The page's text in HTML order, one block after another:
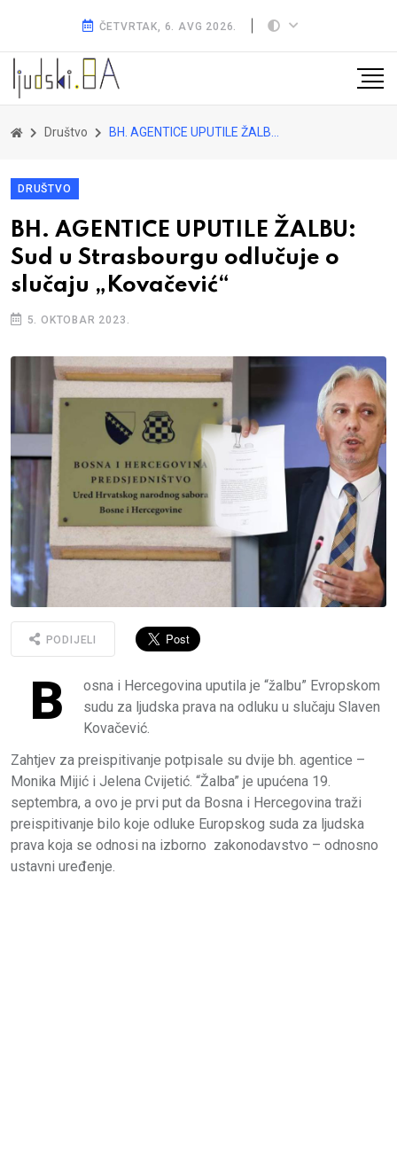
ČETVRTAK, 6. AVG 2026.
Društvo BH. AGENTICE UPUTILE ŽALBU: Sud u Strasbourgu odlučuje o slučaju „Kovačević“
DRUŠTVO
BH. AGENTICE UPUTILE ŽALBU:
Sud u Strasbourgu odlučuje o
slučaju „Kovačević“
5. OKTOBAR 2023.
PODIJELI
B
osna i Hercegovina uputila je “žalbu” Evropskom
sudu za ljudska prava na odluku u slučaju Slaven
Kovačević.
Zahtjev za preispitivanje potpisale su dvije bh. agentice –
Monika Mijić i Jelena Cvijetić. “Žalba” je upućena 19.
septembra, a ovo je prvi put da Bosna i Hercegovina traži
preispitivanje bilo koje odluke Europskog suda za ljudska
prava koja se odnosi na izborno zakonodavstvo – odnosno
ustavni uređenje.